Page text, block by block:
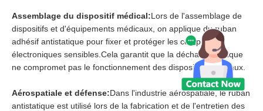
Assemblage du dispositif médical:Lors de l'assemblage de
dispositifs et d'équipements médicaux, on applique du ruban
adhésif antistatique pour fixer et protéger les composants
électroniques sensibles.Cela garantit que la décharge statique
ne compromet pas le fonctionnement des dispositifs médicaux.
Aérospatiale et défense:Dans l'industrie aérospatiale, le ruban
antistatique est utilisé lors de la fabrication et de l'entretien des